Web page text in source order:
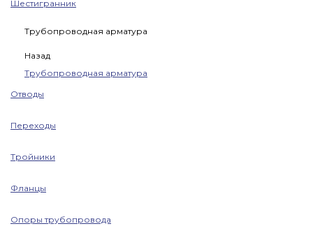
Шестигранник
Трубопроводная арматура
Назад
Трубопроводная арматура
Отводы
Переходы
Тройники
Фланцы
Опоры трубопровода